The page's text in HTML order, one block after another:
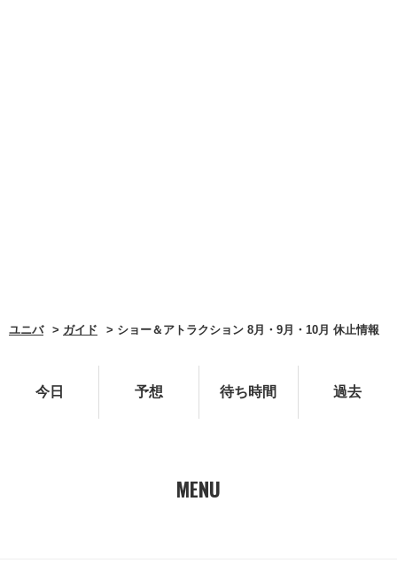
ユニバ ガイド ショー＆アトラクション 8月・9月・10月 休止情報
今日 予想 待ち時間 過去
MENU